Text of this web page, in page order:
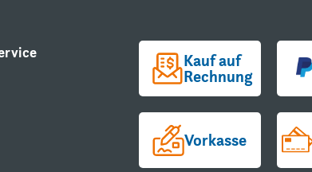
Kauf auf
Rechnung
Vorkasse